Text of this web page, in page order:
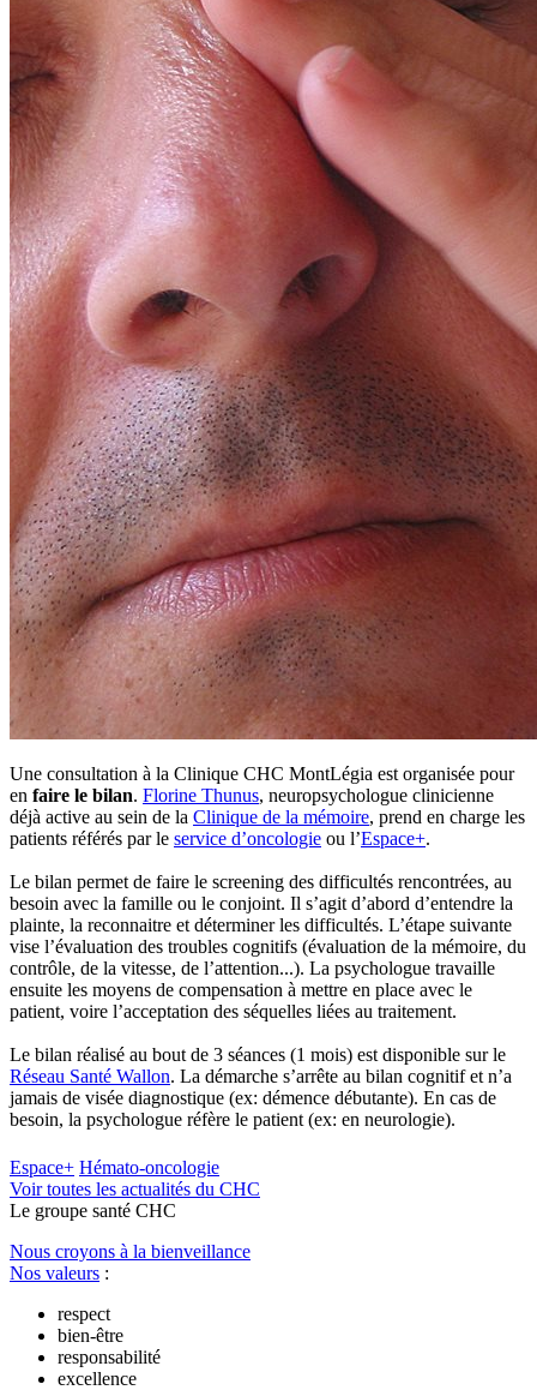
Une consultation à la Clinique CHC MontLégia est organisée pour
en faire le bilan. Florine Thunus, neuropsychologue clinicienne
déjà active au sein de la Clinique de la mémoire, prend en charge les
patients référés par le service d’oncologie ou l’Espace+.
Le bilan permet de faire le screening des difficultés rencontrées, au
besoin avec la famille ou le conjoint. Il s’agit d’abord d’entendre la
plainte, la reconnaitre et déterminer les difficultés. L’étape suivante
vise l’évaluation des troubles cognitifs (évaluation de la mémoire, du
contrôle, de la vitesse, de l’attention...). La psychologue travaille
ensuite les moyens de compensation à mettre en place avec le
patient, voire l’acceptation des séquelles liées au traitement.
Le bilan réalisé au bout de 3 séances (1 mois) est disponible sur le
Réseau Santé Wallon. La démarche s’arrête au bilan cognitif et n’a
jamais de visée diagnostique (ex: démence débutante). En cas de
besoin, la psychologue réfère le patient (ex: en neurologie).
Espace+ Hémato-oncologie
Voir toutes les actualités du CHC
Le groupe santé CHC
Nous croyons à la bienveillance
Nos valeurs :
respect
bien-être
responsabilité
excellence